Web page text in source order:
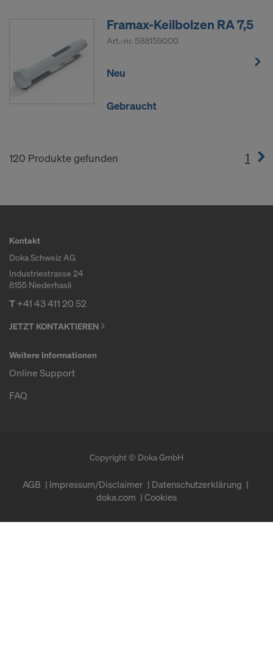
Framax-Keilbolzen RA 7,5
Art.-nr. 588159000
Neu
Gebraucht
120 Produkte gefunden 1
Kontakt
Doka Schweiz AG
Industriestrasse 24
8155 Niederhasli
T+41 43 411 20 52
JETZT KONTAKTIEREN
Weitere Informationen
Online Support
FAQ
Copyright © Doka GmbH
AGB Impressum/Disclaimer
Datenschutzerklärung
doka.com
Cookies